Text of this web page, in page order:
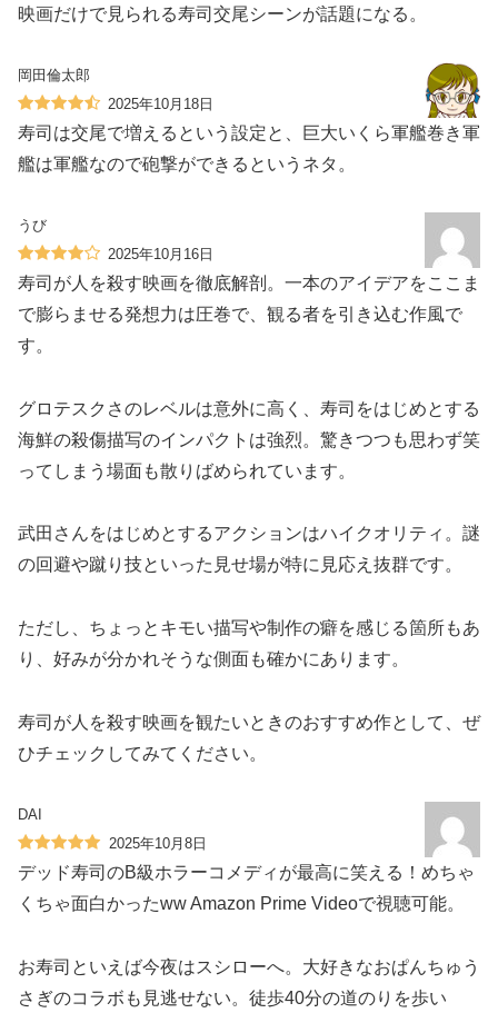
映画だけで見られる寿司交尾シーンが話題になる。
岡田倫太郎
2025年10月18日
寿司は交尾で増えるという設定と、巨大いくら軍艦巻き軍
艦は軍艦なので砲撃ができるというネタ。
うび
2025年10月16日
寿司が人を殺す映画を徹底解剖。一本のアイデアをここま
で膨らませる発想力は圧巻で、観る者を引き込む作風で
す。
グロテスクさのレベルは意外に高く、寿司をはじめとする
海鮮の殺傷描写のインパクトは強烈。驚きつつも思わず笑
ってしまう場面も散りばめられています。
武田さんをはじめとするアクションはハイクオリティ。謎
の回避や蹴り技といった見せ場が特に見応え抜群です。
ただし、ちょっとキモい描写や制作の癖を感じる箇所もあ
り、好みが分かれそうな側面も確かにあります。
寿司が人を殺す映画を観たいときのおすすめ作として、ぜ
ひチェックしてみてください。
DAI
2025年10月8日
デッド寿司のB級ホラーコメディが最高に笑える！めちゃ
くちゃ面白かったww Amazon Prime Videoで視聴可能。
お寿司といえば今夜はスシローへ。大好きなおぱんちゅう
さぎのコラボも見逃せない。徒歩40分の道のりを歩い